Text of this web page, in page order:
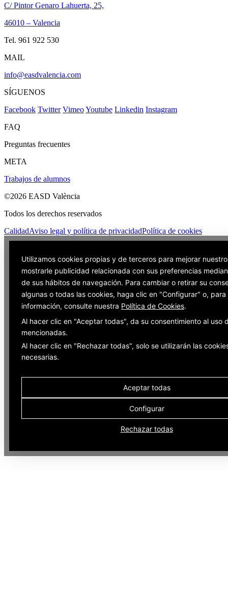
C/ Pintor Genaro Lahuerta, 25,
46010 – Valencia
Tel. 961 922 530
MAIL
info@easdvalencia.com
SÍGUENOS
Facebook Twitter VimeoYoutube Linkedin Instagram
FAQ
Preguntas frecuentes
META
Trabajos de alumnos
©2026 EASD València
Todos los derechos reservados
CalidadAviso legal y política de privacidadPolítica de cookies
Utilizamos cookies propias y de terceros para mejorar
mostrarle publicidad relacionada con sus preferencias
de sus hábitos de navegación. Para cambiar o retirar su
algunas o todas las cookies, haga clic en "Configurar" o, para
información, consulte nuestra Política de Cookies.
Al hacer clic en "Aceptar todas", da su consentimiento al uso
mencionadas.
Al hacer clic en "Rechazar todas", solo se utilizarán las
necesarias.
Aceptar todas
Configurar
Rechazar todas